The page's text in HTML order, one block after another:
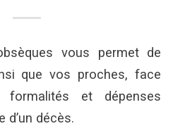
vous permet de
que vos proches, face
formalités et dépenses
d’un décès.